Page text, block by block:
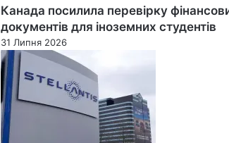
Канада посилила перевірку
документів для іноземних студентів
31 Липня 2026